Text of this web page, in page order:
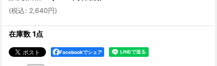
(税込: 2,640円)
在庫数 1点
Facebookでシェア